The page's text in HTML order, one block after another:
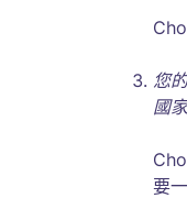
您
國
要